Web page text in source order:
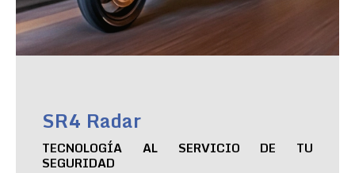
SR4 Radar
TECNOLOGÍA AL SERVICIO DE TU
SEGURIDAD